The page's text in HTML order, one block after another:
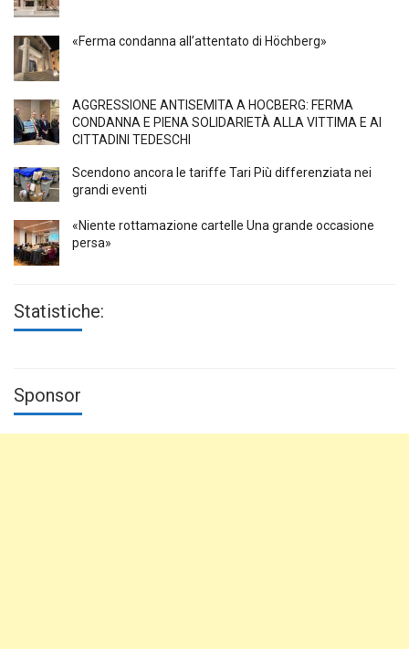
«Ferma condanna all’attentato di Höchberg»
AGGRESSIONE ANTISEMITA A HÖCBERG: FERMA
CONDANNA E PIENA SOLIDARIETÀ ALLA VITTIMA E AI
CITTADINI TEDESCHI
Scendono ancora le tariffe Tari Più differenziata nei
grandi eventi
«Niente rottamazione cartelle Una grande occasione
persa»
Statistiche:
Sponsor